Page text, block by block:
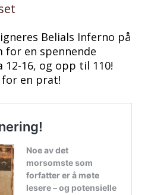
Belials Inferno på
for en spennende
12-16, og opp til 110!
en prat!